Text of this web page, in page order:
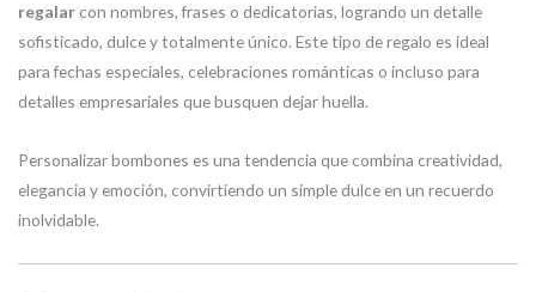
regalar con nombres, frases o dedicatorias, logrando un detalle
sofisticado, dulce y totalmente único. Este tipo de regalo es ideal
para fechas especiales, celebraciones románticas o incluso para
detalles empresariales que busquen dejar huella.
Personalizar bombones es una tendencia que combina creatividad,
elegancia y emoción, convirtiendo un simple dulce en un recuerdo
inolvidable.